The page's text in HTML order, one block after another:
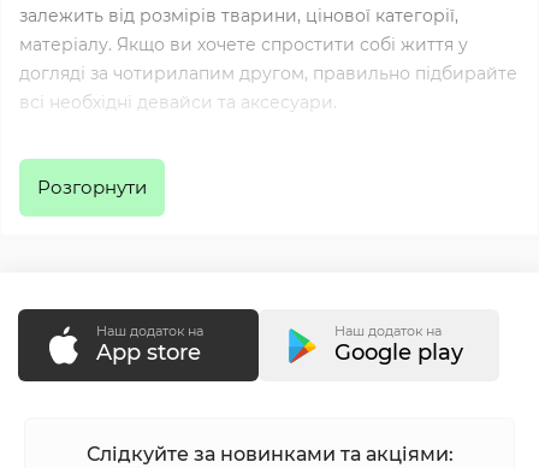
залежить від розмірів тварини, цінової категорії,
матеріалу. Якщо ви хочете спростити собі життя у
догляді за чотирилапим другом, правильно підбирайте
всі необхідні девайси та аксесуари.
Миска для собаки
будь-яких порід. Різноманітні дизайни, матеріали, з яких
зроблені миски, кольори - все ретельно підібрано, щоб
миска вашого улюбленця була зручною і практичною.
Вибираючи посуд для собаки, звертайте увагу на всі
Розгорнути
Наш додаток на
App store
Наш додаток на
Google play
Слідкуйте за новинками та акціями: